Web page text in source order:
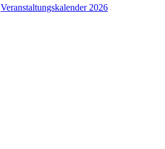
Veranstaltungskalender 2026